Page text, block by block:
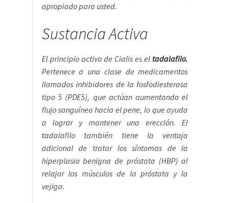
apropiado para usted.
Sustancia Activa
El principio activo de Cialis es el tadalafilo.
Pertenece a una clase de medicamentos
llamados inhibidores de la fosfodiesterasa
tipo 5 (PDE5), que actúan aumentando el
flujo sanguíneo hacia el pene, lo que ayuda
a lograr y mantener una erección. El
tadalafilo también tiene la ventaja
adicional de tratar los síntomas de la
hiperplasia benigna de próstata (HBP) al
relajar los músculos de la próstata y la
vejiga.